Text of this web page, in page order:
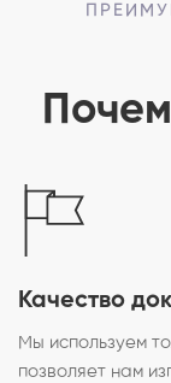
Качество
Мы используем
позволяет нам